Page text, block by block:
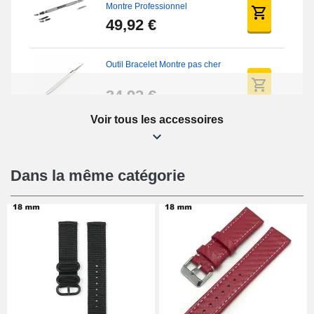
Montre Professionnel
49,92 €
Outil Bracelet Montre pas cher
34,92 €
Kit Réparation Montre Débutant
16,90 €
Pied à Coulisse Numérique
9,90 €
Kit Horlogerie Débutant
Voir tous les accessoires
Dans la même catégorie